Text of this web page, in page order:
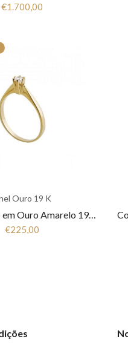
€1.700,00
Ouro 19 K
Anel Solitario em Ouro Amarelo 19k FLA-2AN13A
€225,00